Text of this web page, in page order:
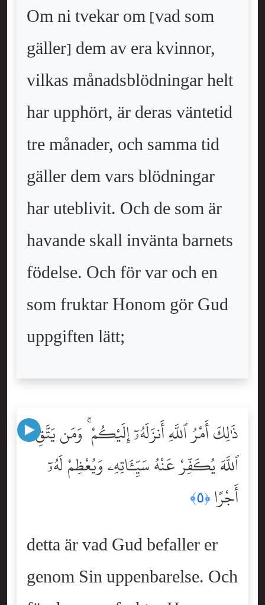
Om ni tvekar om [vad som
gäller] dem av era kvinnor,
vilkas månadsblödningar helt
har upphört, är deras väntetid
tre månader, och samma tid
gäller dem vars blödningar
har uteblivit. Och de som är
havande skall invänta barnets
födelse. Och för var och en
som fruktar Honom gör Gud
uppgiften lätt;
ذَٰلِكَ أَمْرُ ٱللَّهِ أَنزَلَهُۥٓ إِلَيْكُمْ ۚ وَمَن يَتَّقِ
ٱللَّهَ يُكَفِّرْ عَنْهُ سَيِّـَٔاتِهِۦ وَيُعْظِمْ لَهُۥٓ
أَجْرًا ﴿٥﴾
detta är vad Gud befaller er
genom Sin uppenbarelse. Och